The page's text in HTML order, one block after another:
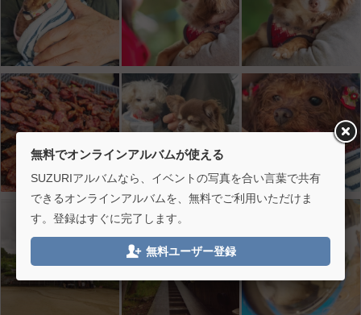
無料でオンラインアルバムが使える
SUZURIアルバムなら、イベントの写真を合い言葉で共有
できるオンラインアルバムを、無料でご利用いただけま
す。登録はすぐに完了します。
 無料ユーザー登録